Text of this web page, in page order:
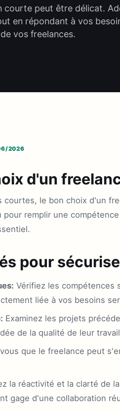
courte peut être délicat.
en répondant à vos
vos freelances.
2026
d'un
courtes, le bon choix d'un
remplir une
pour
Vérifiez les compétences
liée à vos besoins
Examinez les projets
de la qualité de leur
que le freelance peut
la réactivité et la clarté de
gage d'une collaboration